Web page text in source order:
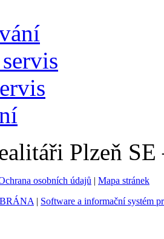
Plzeň SE
osobních údajů | Mapa stránek
| Software a informační systém